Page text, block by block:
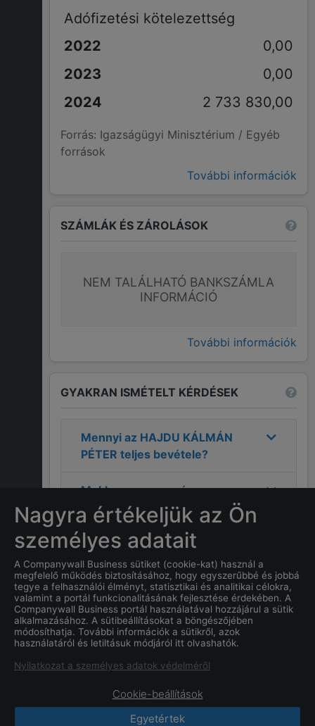
Adófizetési kötelezettség
0,00
0,00
2 733 830,00
Forrás: Igazságügyi Minisztérium / Egyéb
források
További információk
SZÁMLÁK ÉS ZÁROLÁSOK
NEM TALÁLHATÓ BANKSZÁMLA
INFORMÁCIÓ
További információk
GYAKRAN ISMÉTELT KÉRDÉSEK
Mennyi az HAJDU KÁLMÁN
PÉTER teljes bevétele?
Mekkora a nyereség a
2024-as évre vonatkozóan a
HAJDU KÁLMÁN PÉTER
cégnél?
MiHAJDU KÁLMÁN PÉTER
címe?
Mi aHAJDU KÁLMÁN PÉTER
cég alapításának dátuma?
CompanyWall Business © 2026
Nagyra értékeljük az Ön
személyes adatait
A Companywall Business sütiket (cookie-kat) használ a
megfelelő működés biztosításához, hogy egyszerűbbé és jobbá
tegye a felhasználói élményt, statisztikai és analitikai célokra,
valamint a portál funkcionalitásának fejlesztése érdekében. A
Companywall Business portál használatával hozzájárul a sütik
alkalmazásához. A sütibeállításokat a böngészőjében
módosíthatja. További információk a sütikről, azok
használatáról és letiltásuk módjáról itt olvashatók.
Nyilatkozat a személyes adatok védelméről
Cookie-beállítások
Egyetértek